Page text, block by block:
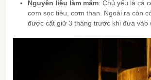
Nguyên liệu làm mắm: Chủ yếu là cá
cơm sọc tiêu, cơm than. Ngoài ra còn
được cất giữ 3 tháng trước khi đưa vào